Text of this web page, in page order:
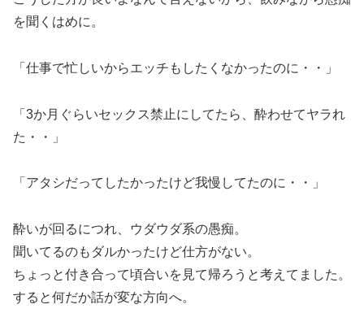
を聞くはめに。
「仕事で忙しいからエッチもしたくなかったのに・・」
「3か月ぐらいセックス禁止にしてたら、酔わせてヤラれ
た・・」
「アタシだってしたかったけど我慢してたのに・・」
酔いが回るにつれ、ウダウダ系の愚痴。
聞いてるのもダルかったけど仕方がない。
ちょっと付き合って頃合いを見て帰ろうと考えてました。
すると何だか話が変な方向へ。